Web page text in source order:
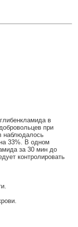
в
при
наблюдалось
33%. В одном
за 30 мин до
контролировать